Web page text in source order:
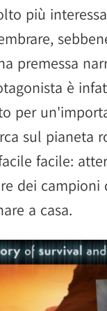
più
premessa
è
per
sul pianeta
facile:
dei campioni
a casa.